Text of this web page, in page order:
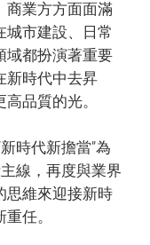
商業方方面面滿
城市建設、日常
域都扮演著重要
新時代中去昇
品質的光。
時代新擔當”為
線，再度與業界
思維來迎接新時
任。